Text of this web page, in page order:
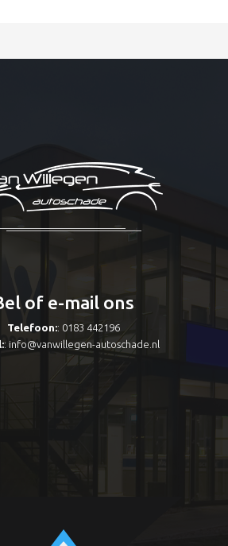
of e-mail ons
Telefoon:: 0183 442196
: info@vanwillegen-autoschade.nl